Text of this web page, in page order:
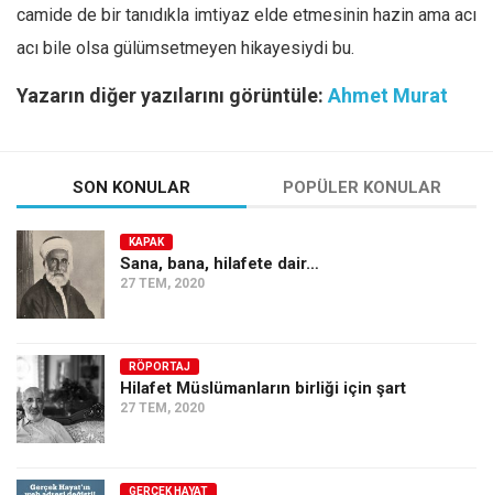
camide de bir tanıdıkla imtiyaz elde etmesinin hazin ama acı
acı bile olsa gülümsetmeyen hikayesiydi bu.
Yazarın diğer yazılarını görüntüle: Ahmet Murat
SON KONULAR POPÜLER KONULAR
KAPAK
Sana, bana, hilafete dair…
27 TEM, 2020
RÖPORTAJ
Hilafet Müslümanların birliği için şart
27 TEM, 2020
GERÇEK HAYAT